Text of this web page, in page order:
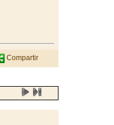
Compartir